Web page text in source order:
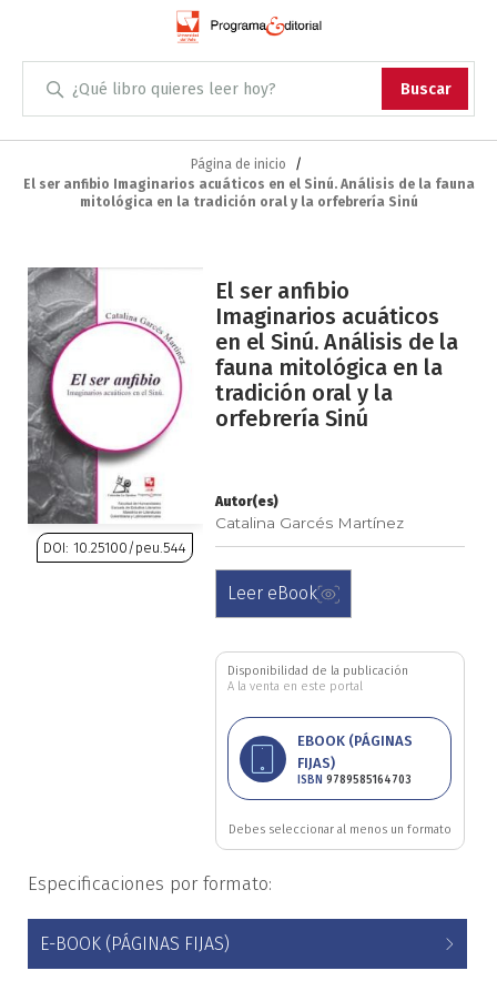
Buscar
Administración
Antropología
Arqueología
Arte
Artes escénicas
Biología
Ciencias
Ciencia política
Economía
Educación
Skip
Content
Página de inicio
El ser anfibio Imaginarios acuáticos en el Sinú. Análisis de la fauna
mitológica en la tradición oral y la orfebrería Sinú
Saltar
al
final
de
galería
de
imágenes
DOI: 10.25100/peu.544
El ser anfibio
Imaginarios acuáticos
en el Sinú. Análisis de la
fauna mitológica en la
tradición oral y la
orfebrería Sinú
Autor(es)
Catalina Garcés Martínez
Leer eBook
Disponibilidad de la publicación
A la venta en este portal
EBOOK (PÁGINAS
FIJAS)
ISBN9789585164703
Debes seleccionar al menos un formato
Especificaciones por formato:
E-BOOK (PÁGINAS FIJAS)